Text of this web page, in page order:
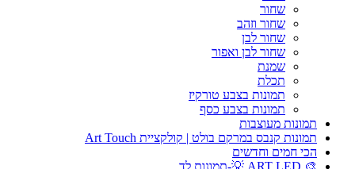
שחור
שחור וזהב
שחור לבן
שחור לבן ואפור
שמנת
תכלת
תמונות בצבע טורקיז
תמונות בצבע כסף
תמונות מעוצבות
תמונות קנבס במרקם בולט | קולקציית Art Touch
הכי חמים וחדשים
🎨 ART LED 💡-תמונות לד